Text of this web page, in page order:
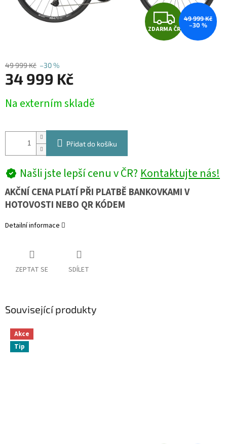
Z
D
ZDARMA ČR
49 999 Kč
–30 %
49 999 Kč –30 %
34 999 Kč
cena:
Na externím skladě
Přidat do košíku
Našli jste lepší cenu v ČR?Kontaktujte nás!
AKČNÍ CENA PLATÍ PŘI PLATBĚ BANKOVKAMI V
HOTOVOSTI NEBO QR KÓDEM
Detailní informace
ZEPTAT SE SDÍLET
Související produkty
Akce
Tip